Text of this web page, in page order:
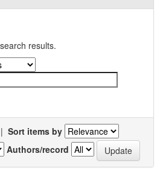
results.
| Sort items by
Authors/record